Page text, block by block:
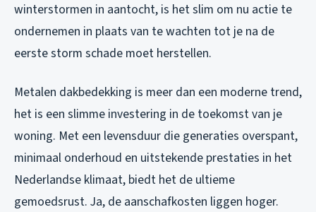
winterstormen in aantocht, is het slim om nu actie te
ondernemen in plaats van te wachten tot je na de
eerste storm schade moet herstellen.
Metalen dakbedekking is meer dan een moderne trend,
het is een slimme investering in de toekomst van je
woning. Met een levensduur die generaties overspant,
minimaal onderhoud en uitstekende prestaties in het
Nederlandse klimaat, biedt het de ultieme
gemoedsrust. Ja, de aanschafkosten liggen hoger.